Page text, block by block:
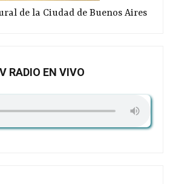
de la Ciudad de Buenos Aires
RADIO EN VIVO